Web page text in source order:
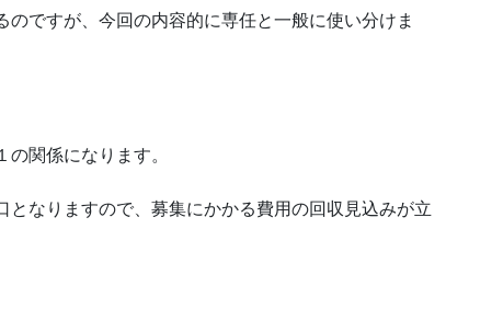
ですが、今回の内容的に専任と一般に使い分けま
関係になります。
なりますので、募集にかかる費用の回収見込みが立